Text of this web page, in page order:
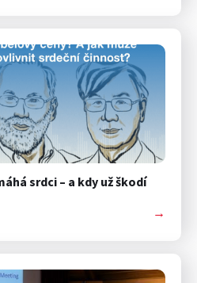
srdci – a kdy už škodí
→